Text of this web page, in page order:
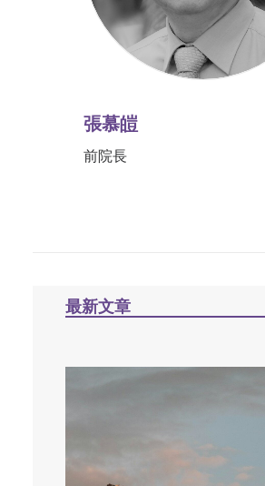
張慕皚
前院長
最新文章